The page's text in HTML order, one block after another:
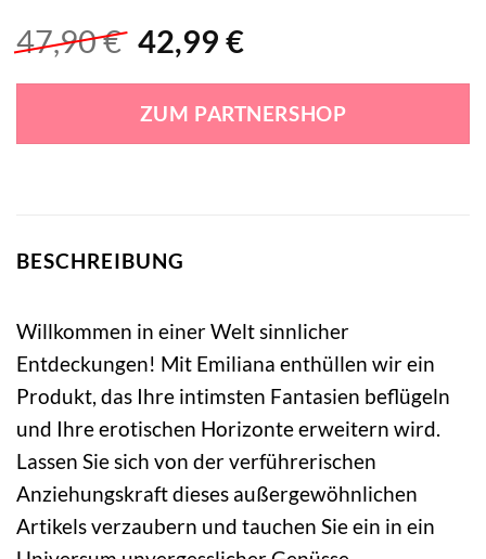
47,90€ Ursprünglicher
war:
47,90 €
42,99 €Aktueller
ist:
42,99 €.
ZUM PARTNERSHOP
BESCHREIBUNG
Willkommen in einer Welt sinnlicher
Entdeckungen! Mit Emiliana enthüllen wir ein
Produkt, das Ihre intimsten Fantasien beflügeln
und Ihre erotischen Horizonte erweitern wird.
Lassen Sie sich von der verführerischen
Anziehungskraft dieses außergewöhnlichen
Artikels verzaubern und tauchen Sie ein in ein